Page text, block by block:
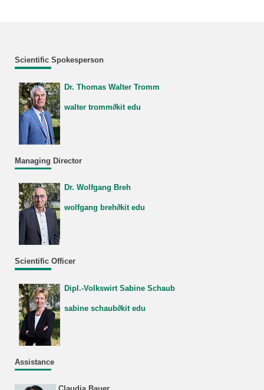
Scientific Spokesperson
Dr. Thomas Walter Tromm
walter tromm∂kit edu
Managing Director
Dr. Wolfgang Breh
wolfgang breh∂kit edu
Scientific Officer
Dipl.-Volkswirt Sabine Schaub
sabine schaub∂kit edu
Assistance